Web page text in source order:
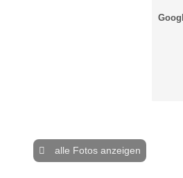
alle Fotos anzeigen